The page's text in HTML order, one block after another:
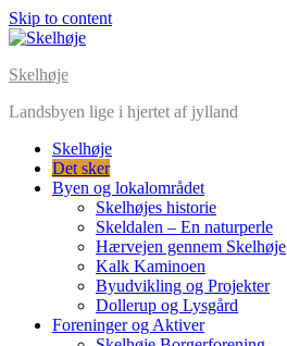
Skip to content
Skelhøje
Landsbyen lige i hjertet af jylland
Skelhøje
Det sker
Byen og lokalområdet
Skelhøjes historie
Skeldalen – En naturperle
Hærvejen gennem Skelhøje
Kalk Kaminoen
Byudvikling og Projekter
Dollerup og Lysgård
Foreninger og Aktiver